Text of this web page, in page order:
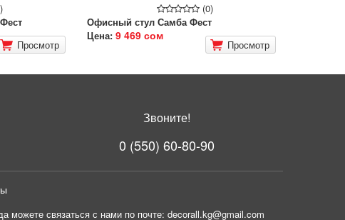
Просмотр
(0)
Офисный стул Самба Фест
Цена: 9 469 сом
Просмотр
Звоните!
0 (550) 60-80-90
можете связаться с нами по почте: decorall.kg@gmail.com